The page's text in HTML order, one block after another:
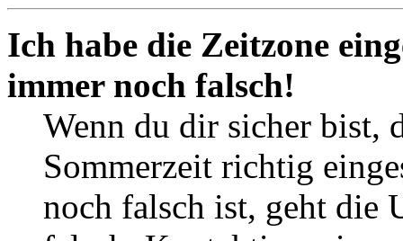
Ich habe die Zeitzone
immer noch falsch!
Wenn du dir sicher bist,
Sommerzeit richtig
noch falsch ist, geht die